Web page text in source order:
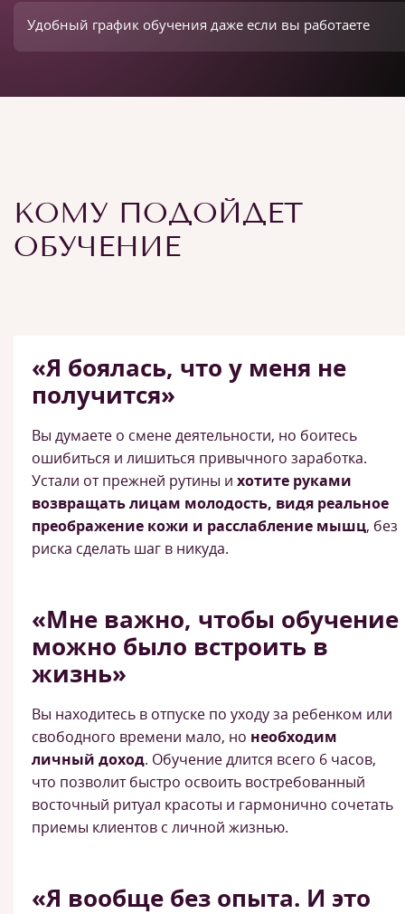
Удобный график обучения даже если вы работаете
КОМУ ПОДОЙДЕТ
ОБУЧЕНИЕ
«Я боялась, что у меня не
получится»
Вы думаете о смене деятельности, но боитесь
ошибиться и лишиться привычного заработка.
Устали от прежней рутины и хотите руками
возвращать лицам молодость, видя реальное
преображение кожи и расслабление мышц, без
риска сделать шаг в никуда.
«Мне важно, чтобы обучение
можно было встроить в
жизнь»
Вы находитесь в отпуске по уходу за ребенком или
свободного времени мало, но необходим
личный доход. Обучение длится всего 6 часов,
что позволит быстро освоить востребованный
восточный ритуал красоты и гармонично сочетать
приемы клиентов с личной жизнью.
«Я вообще без опыта. И это